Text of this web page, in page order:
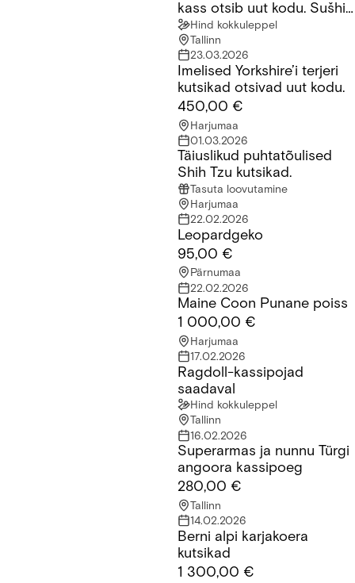
kass otsib uut kodu. Sušhi
nimi millele ta reageerib
Hind kokkuleppel
Tallinn
23.03.2026
Imelised Yorkshire’i terjeri kutsikad otsivad uut kodu.
Imelised Yorkshire’i terjeri
kutsikad otsivad uut kodu.
450,00 €
Harjumaa
01.03.2026
Täiuslikud puhtatõulised Shih Tzu kutsikad.Täiuslikud puhtatõulised
Shih Tzu kutsikad.
Tasuta loovutamine
Harjumaa
22.02.2026
Leopardgeko
95,00 €
Pärnumaa
22.02.2026
Maine Coon Punane poiss
1 000,00 €
Harjumaa
17.02.2026
Ragdoll-kassipojad
saadaval
Hind kokkuleppel
Tallinn
16.02.2026
Superarmas ja nunnu Türgi angoora kassipoeg
Superarmas ja nunnu Türgi
angoora kassipoeg
280,00 €
Tallinn
14.02.2026
Berni alpi karjakoera
kutsikad
1 300,00 €